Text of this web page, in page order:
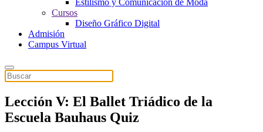
Estilismo y Comunicación de Moda
Cursos
Diseño Gráfico Digital
Admisión
Campus Virtual
Lección V: El Ballet Triádico de la
Escuela Bauhaus Quiz